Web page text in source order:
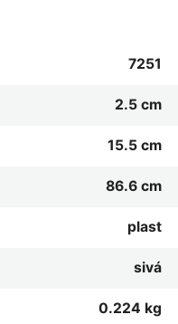
7251
2.5 cm
15.5 cm
86.6 cm
plast
sivá
0.224 kg